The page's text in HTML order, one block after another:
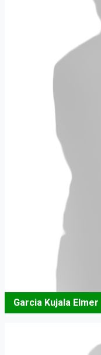
Garcia Kujala Elmer